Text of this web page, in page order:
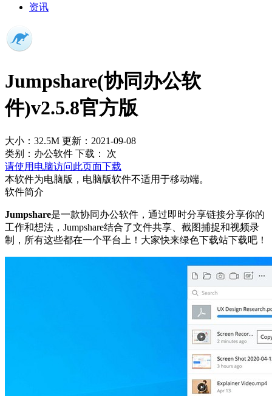
资讯
Jumpshare(协同办公软
件)v2.5.8官方版
大小：32.5M 更新：2021-09-08
类别：办公软件 下载：
次
请使用电脑访问此页面下载
本软件为电脑版，电脑版软件不适用于移动端。
软件简介
Jumpshare是一款协同办公软件，通过即时分享链接分享你的
工作和想法，Jumpshare结合了文件共享、截图捕捉和视频录
制，所有这些都在一个平台上！大家快来绿色下载站下载吧！